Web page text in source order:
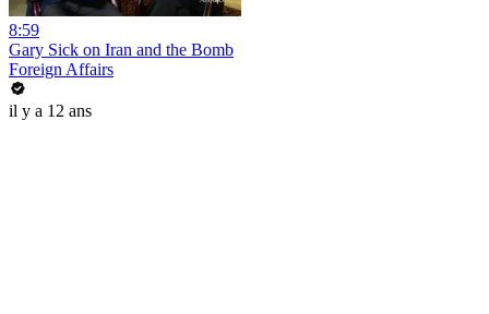
8:59
Gary Sick on Iran and the Bomb
Foreign Affairs
il y a 12 ans